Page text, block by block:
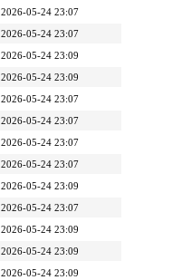
2026-05-24 23:07
2026-05-24 23:07
2026-05-24 23:09
2026-05-24 23:09
2026-05-24 23:07
2026-05-24 23:07
2026-05-24 23:07
2026-05-24 23:07
2026-05-24 23:09
2026-05-24 23:07
2026-05-24 23:09
2026-05-24 23:09
2026-05-24 23:09